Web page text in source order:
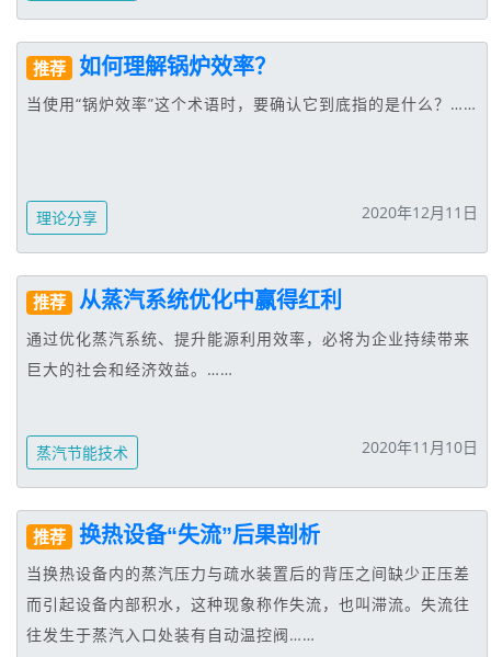
推荐 如何理解锅炉效率？
当使用“锅炉效率”这个术语时，要确认它到底指的是什么？……
理论分享 2020年12月11日
推荐 从蒸汽系统优化中赢得红利
通过优化蒸汽系统、提升能源利用效率，必将为企业持续带来
巨大的社会和经济效益。……
蒸汽节能技术 2020年11月10日
推荐 换热设备“失流”后果剖析
当换热设备内的蒸汽压力与疏水装置后的背压之间缺少正压差
而引起设备内部积水，这种现象称作失流，也叫滞流。失流往
往发生于蒸汽入口处装有自动温控阀……